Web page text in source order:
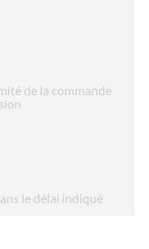
de la commande
le délai indiqué